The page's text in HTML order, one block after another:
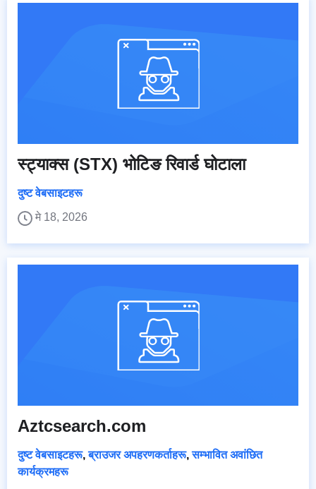
स्ट्याक्स (STX) भोटिङ रिवार्ड घोटाला
दुष्ट वेबसाइटहरू
मे 18, 2026
Aztcsearch.com
दुष्ट वेबसाइटहरू,ब्राउजर अपहरणकर्ताहरू,सम्भावित अवांछित
कार्यक्रमहरू